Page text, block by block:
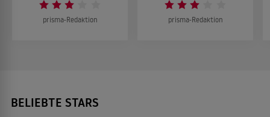
prisma-Redaktion prisma-Redaktion
BELIEBTE STARS